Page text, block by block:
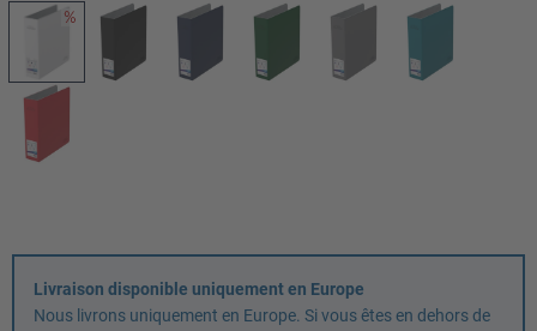
Livraison disponible uniquement en Europe
Nous livrons uniquement en Europe. Si vous êtes en dehors de